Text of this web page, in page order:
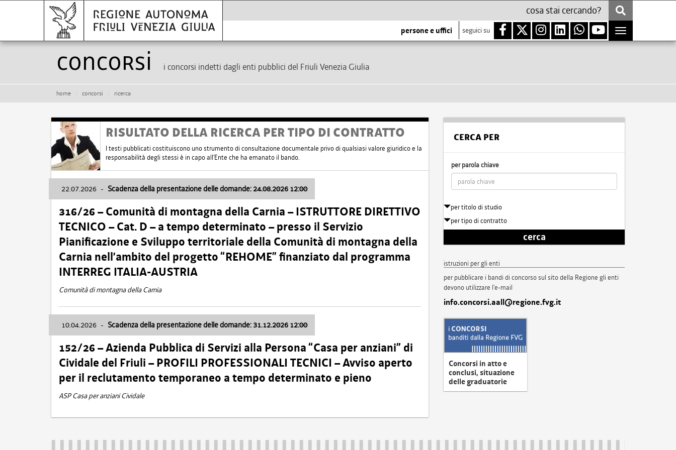
persone e uffici seguici su
Toggle
navigation
Concorsi i concorsi indetti dagli enti pubblici del Friuli Venezia Giulia
home concorsi ricerca
RISULTATO DELLA RICERCA PER TIPO DI CONTRATTO
I testi pubblicati costituiscono uno strumento di consultazione documentale privo di qualsiasi valore giuridico e la
responsabilità degli stessi è in capo all'Ente che ha emanato il bando.
22.07.2026 - Scadenza della presentazione delle domande: 24.08.2026 12:00
316/26 – Comunità di montagna della Carnia – ISTRUTTORE DIRETTIVO
TECNICO – Cat. D – a tempo determinato – presso il Servizio
Pianificazione e Sviluppo territoriale della Comunità di montagna della
Carnia nell’ambito del progetto “REHOME” finanziato dal programma
INTERREG ITALIA-AUSTRIA
Comunità di montagna della Carnia
10.04.2026 - Scadenza della presentazione delle domande: 31.12.2026 12:00
152/26 – Azienda Pubblica di Servizi alla Persona “Casa per anziani” di
Cividale del Friuli – PROFILI PROFESSIONALI TECNICI – Avviso aperto
per il reclutamento temporaneo a tempo determinato e pieno
ASP Casa per anziani Cividale
CERCA PER
per parola chiave
per titolo di studio
per tipo di contratto
cerca
istruzioni per gli enti
per pubblicare i bandi di concorso sul sito della Regione gli enti
devono utilizzare l'e-mail
info.concorsi.aall@regione.fvg.it
Concorsi in atto e
conclusi, situazione
delle graduatorie